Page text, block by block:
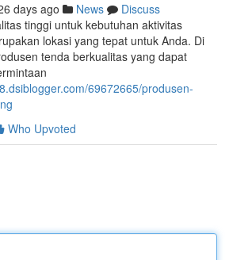
days ago News
Discuss
tinggi untuk kebutuhan aktivitas
lokasi yang tepat untuk Anda. Di
tenda berkualitas yang dapat
69672665/produsen-
Who Upvoted